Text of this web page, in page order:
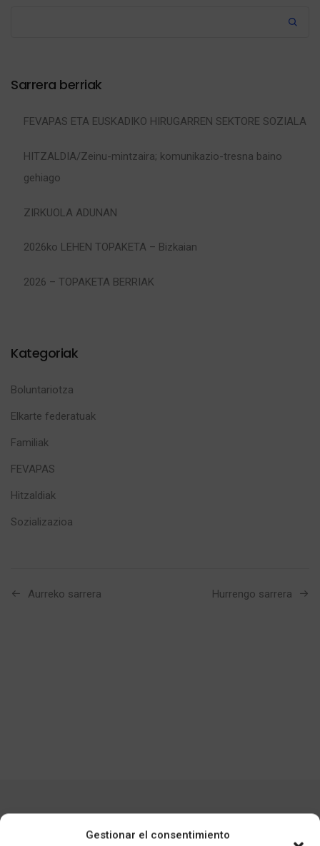
Gestionar el consentimiento
Sarrera berriak
FEVAPAS ETA EUSKADIKO HIRUGARREN SEKTORE SOZIALA
HITZALDIA/Zeinu-mintzaira; komunikazio-tresna baino
gehiago
ZIRKUOLA ADUNAN
2026ko LEHEN TOPAKETA – Bizkaian
2026 – TOPAKETA BERRIAK
Kategoriak
Boluntariotza
Elkarte federatuak
Familiak
FEVAPAS
Hitzaldiak
Sozializazioa
Aurreko sarrera Hurrengo sarrera